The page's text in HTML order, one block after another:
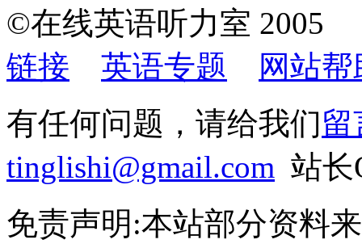
©在线英语听力室
链接
英语专题
网站帮
有任何问题，请给我们留
tinglishi@gmail.com 站长
免责声明:本站部分资料